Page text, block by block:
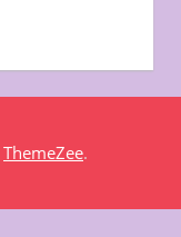
ThemeZee.